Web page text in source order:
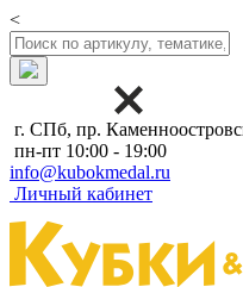
<
г. СПб, пр.
пн-пт 10:00 - 19:00
info@kubokmedal.ru
Личный кабинет